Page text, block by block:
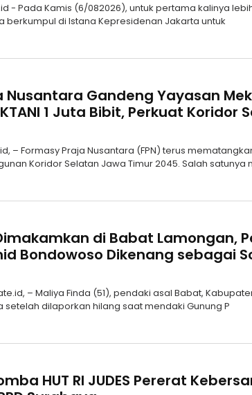
- Pada Kamis (6/082026), untuk pertama kalinya
berkumpul di Istana Kepresidenan Jakarta untuk
Nusantara Gandeng Yayasan
1 Juta Bibit, Perkuat Koridor
– Formasy Praja Nusantara (FPN) terus
Koridor Selatan Jawa Timur 2045. Salah satunya
di Babat Lamongan,
Bondowoso Dikenang sebagai
– Maliya Finda (51), pendaki asal Babat,
dilaporkan hilang saat mendaki Gunung P
HUT RI JUDES Pererat